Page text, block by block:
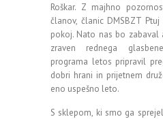
Roškar. Z majhno
članov, članic DMSBZT
pokoj. Nato nas bo zabaval
zraven rednega
programa letos pripravil
dobri hrani in prijetnem
eno uspešno leto.
S sklepom, ki smo ga